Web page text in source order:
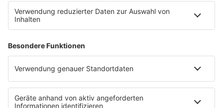
RECHTLICHES
Datenschutz
Datenschutzeinstellungen
Datenverarbeitung bei Gewinnspielen
Teilnahmebedingungen
Bildnachweise